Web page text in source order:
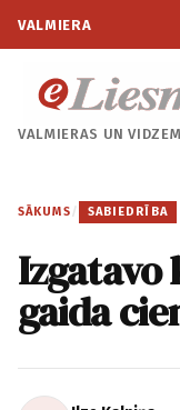
VALMIERA
VALMIERAS UN
SĀKUMS / SABIEDRĪBA
Izgatavo
gaida